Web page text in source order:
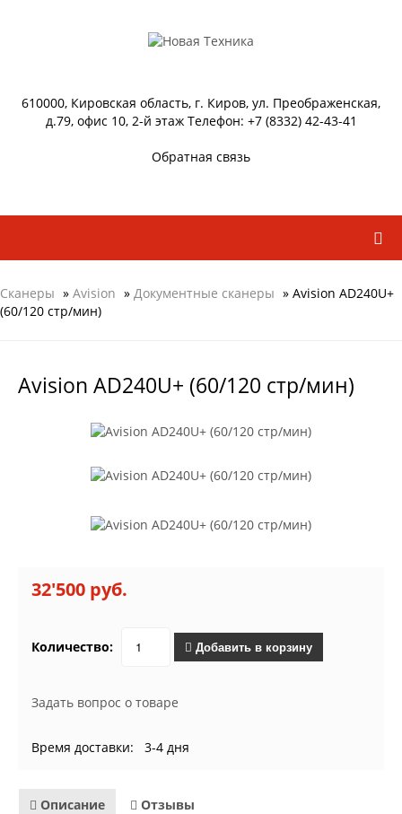
610000, Кировская область, г. Киров, ул. Преображенская,
д.79, офис 10, 2-й этаж Телефон: +7 (8332) 42-43-41
Обратная связь
Сканеры » Avision » Документные сканеры » Avision AD240U+
(60/120 стр/мин)
Avision AD240U+ (60/120 стр/мин)
32'500 руб.
Количество: Добавить в корзину
Задать вопрос о товаре
Время доставки: 3-4 дня
Описание Отзывы